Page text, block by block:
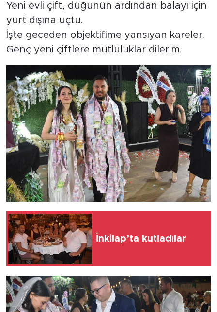
Yeni evli çift, düğünün ardından balayı için
yurt dışına uçtu.
İşte geceden objektifime yansıyan kareler.
Genç yeni çiftlere mutluluklar dilerim.
İnkilap’ta kutladılar